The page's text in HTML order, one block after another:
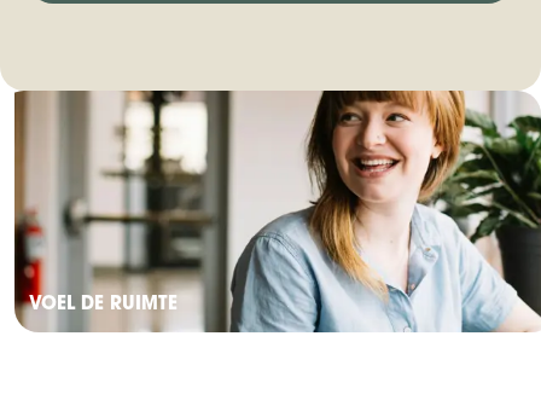
VOEL DE RUIMTE